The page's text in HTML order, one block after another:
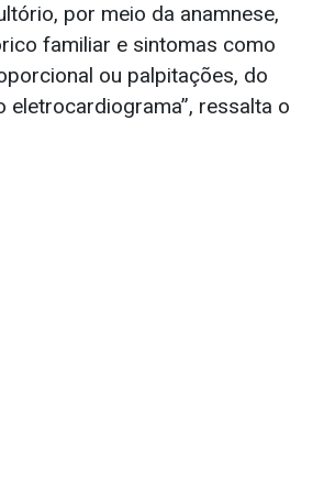
por meio da anamnese,
familiar e sintomas como
ou palpitações, do
eletrocardiograma”, ressalta o